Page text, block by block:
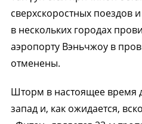
сверхскоростных поездов
в нескольких городах
аэропорту Вэньчжоу в
отменены.
Шторм в настоящее время
запад и, как ожидается,